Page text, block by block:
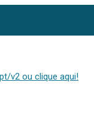
v2 ou clique aqui!